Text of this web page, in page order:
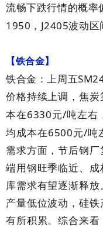
流畅下跌行情的概率
1950 ， J2405波动区
【铁合金】
铁合金：上周五
价格持续上调，焦
本在6330元/吨左右
均成本在6500元/吨
需求方面，节后钢
端用钢旺季临近、
库需求有望逐渐释
产量低位波动，硅
有所积累。综合来